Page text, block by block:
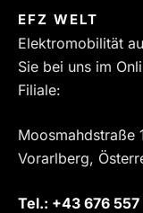
EFZ WELT
Elektromobilität
Sie bei uns im
Filiale:
Moosmahdstraße
Vorarlberg,
Tel.: ‎+43 676